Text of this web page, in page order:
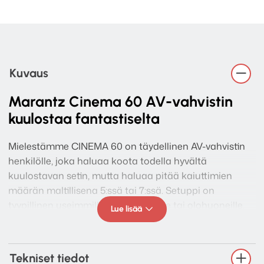
Kuvaus
Marantz Cinema 60 AV-vahvistin
kuulostaa fantastiselta
Mielestämme CINEMA 60 on täydellinen AV-vahvistin
henkilölle, joka haluaa koota todella hyvältä
kuulostavan setin, mutta haluaa pitää kaiuttimien
määrän maltillisena 5:ssä tai 7:ssä. Setuppi on
tyypillinen useimmille kotiteattereille tai olohuoneille.
Ja kuulostaahan vahvistin fantastiselta ihan 2.1-
Verraton suorituskyky
Lue lisää
Tekniset tiedot